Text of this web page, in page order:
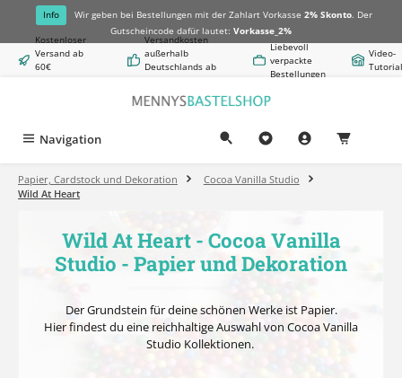
springen
Info Wir geben bei Bestellungen mit der Zahlart Vorkasse 2% Skonto. Der
Gutscheincode dafür lautet: Vorkasse_2%
Kostenloser
Versand ab
60€
Versandkosten
außerhalb
Deutschlands ab
Liebevoll
verpackte
Bestellungen
Video-
Navigation
Papier, Cardstock und Dekoration
Cocoa Vanilla Studio
Wild At Heart
Wild At Heart - Cocoa Vanilla
Studio - Papier und Dekoration
Der Grundstein für deine schönen Werke ist Papier.
Hier findest du eine reichhaltige Auswahl von Cocoa Vanilla
Studio Kollektionen.